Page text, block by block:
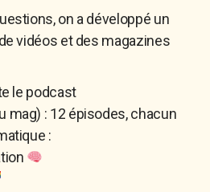
on a développé un
vidéos et des magazines
le podcast
mag) : 12 épisodes, chacun
: